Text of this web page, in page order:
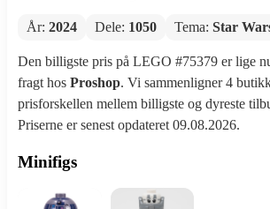
År: 2024 Dele: 1050 Tema: Star
Den billigste pris på LEGO #75379 er lige
fragt hos Proshop. Vi sammenligner 4
prisforskellen mellem billigste og dyreste
Priserne er senest opdateret 09.08.2026.
Minifigs